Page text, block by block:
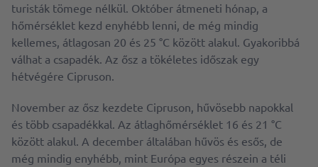
turisták tömege nélkül. Október átmeneti hónap, a
hőmérséklet kezd enyhébb lenni, de még mindig
kellemes, átlagosan 20 és 25 °C között alakul. Gyakoribbá
válhat a csapadék. Az ősz a tökéletes időszak egy
hétvégére Cipruson.
November az ősz kezdete Cipruson, hűvösebb napokkal
és több csapadékkal. Az átlaghőmérséklet 16 és 21 °C
között alakul. A december általában hűvös és esős, de
még mindig enyhébb, mint Európa egyes részein a téli